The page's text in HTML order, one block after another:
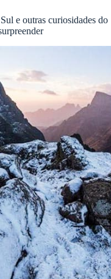
e outras curiosidades do